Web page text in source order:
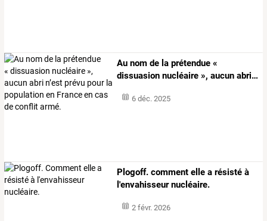
Au nom de la prétendue «
dissuasion nucléaire », aucun abri…
6 déc. 2025
Plogoff. comment elle a résisté à
l'envahisseur nucléaire.
2 févr. 2026